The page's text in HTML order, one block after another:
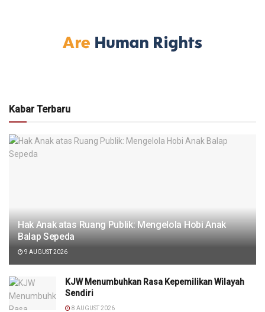
Kabar Terbaru
Hak Anak atas Ruang Publik: Mengelola Hobi Anak
Balap Sepeda
9 AUGUST 2026
KJW Menumbuhkan Rasa Kepemilikan Wilayah
Sendiri
8 AUGUST 2026